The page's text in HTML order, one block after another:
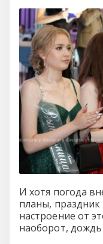
И хотя погода
планы, праздник
настроение от
наоборот,